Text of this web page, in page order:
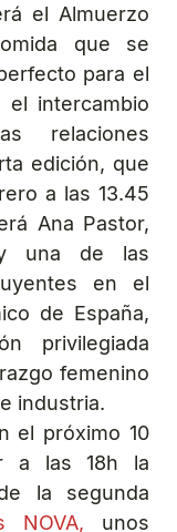
el Almuerzo
que se
para el
intercambio
relaciones
edición, que
a las 13.45
Ana Pastor,
y una de las
en el
de España,
privilegiada
femenino
industria.
el próximo 10
a las 18h la
la segunda
NOVA, unos